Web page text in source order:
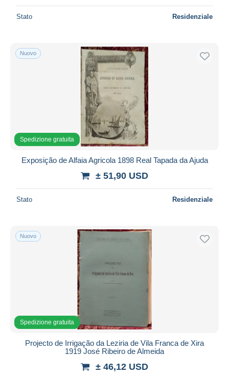
Stato Residenziale
Nuovo
Spedizione gratuita
Exposição de Alfaia Agricola 1898 Real Tapada da Ajuda
± 51,90 USD
Stato Residenziale
Nuovo
Spedizione gratuita
Projecto de Irrigação da Leziria de Vila Franca de Xira
1919 José Ribeiro de Almeida
± 46,12 USD